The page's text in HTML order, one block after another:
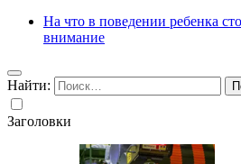
На что в поведении ребенка
внимание
Найти:
Заголовки